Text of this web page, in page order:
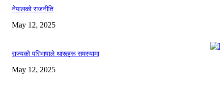
नेपालको राजनीति
May 12, 2025
राज्यको परिभाषाले थारूहरू समस्यामा
May 12, 2025